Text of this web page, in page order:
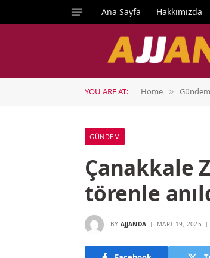
Ana Sayfa Hakkımızda
YOU ARE AT: Home » Gündem
GÜNDEM
Çanakkale
törenle
BY AJJANDA MART 19, 2025